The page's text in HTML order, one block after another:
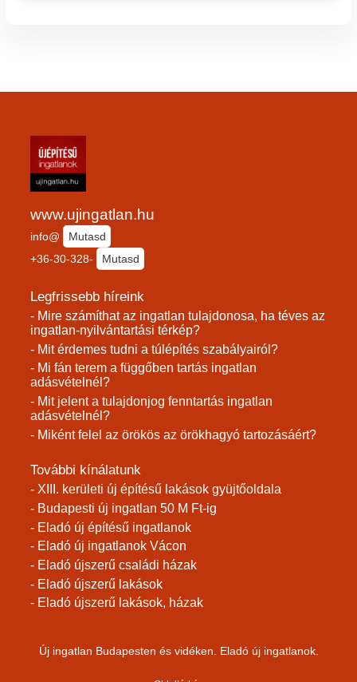
www.ujingatlan.hu
info@
Mutasd
+36-30-328-
Mutasd
Legfrissebb híreink
- Mire számíthat az ingatlan tulajdonosa, ha téves az
ingatlan-nyilvántartási térkép?
- Mit érdemes tudni a túlépítés szabályairól?
- Mi fán terem a függőben tartás ingatlan
adásvételnél?
- Mit jelent a tulajdonjog fenntartás ingatlan
adásvételnél?
- Miként felel az örökös az örökhagyó tartozásáért?
További kínálatunk
- XIII. kerületi új építésű lakások gyüjtőoldala
- Budapesti új ingatlan 50 M Ft-ig
- Eladó új építésű ingatlanok
- Eladó új ingatlanok Vácon
- Eladó újszerű családi házak
- Eladó újszerű lakások
- Eladó újszerű lakások, házak
Új ingatlan Budapesten és vidéken. Eladó új ingatlanok.